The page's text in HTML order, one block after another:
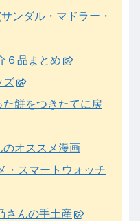
ンダル・マドラー・
６品まとめ
ズ
餅をつきたてに戻
のオススメ漫画
・スマートウォッチ
さんの手土産